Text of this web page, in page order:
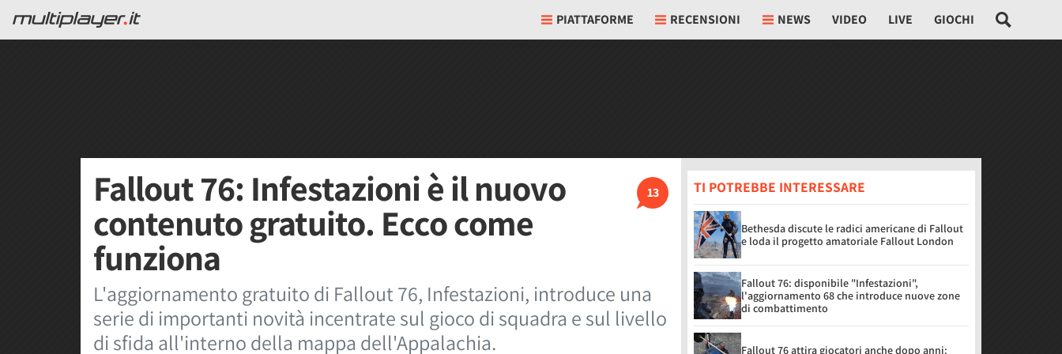
PIATTAFORME RECENSIONI NEWS VIDEO LIVE GIOCHI
13
Fallout 76: Infestazioni è il nuovo
contenuto gratuito. Ecco come
funziona
L'aggiornamento gratuito di Fallout 76, Infestazioni, introduce una
serie di importanti novità incentrate sul gioco di squadra e sul livello
di sfida all'interno della mappa dell'Appalachia.
TI POTREBBE INTERESSARE
Bethesda discute le radici americane di Fallout
e loda il progetto amatoriale Fallout London
Fallout 76: disponibile "Infestazioni",
l'aggiornamento 68 che introduce nuove zone
di combattimento
Fallout 76 attira giocatori anche dopo anni: